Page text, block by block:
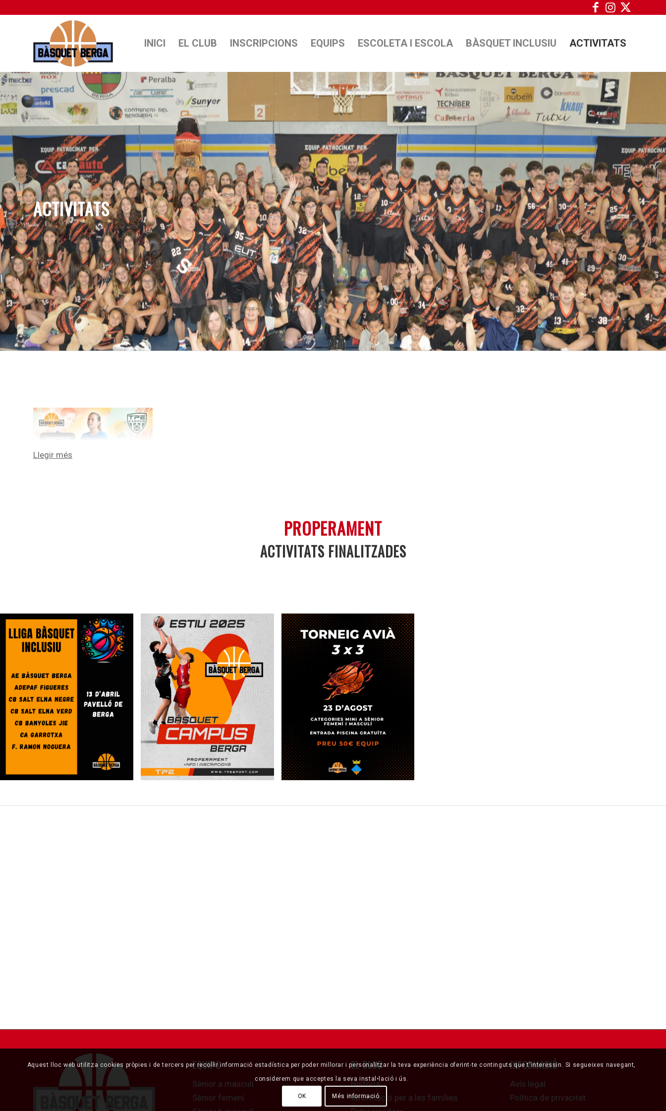
INICI EL CLUB INSCRIPCIONS EQUIPS ESCOLETA I ESCOLA BÀSQUET INCLUSIU ACTIVITATS
ACTIVITATS
Llegir més
PROPERAMENT
ACTIVITATS FINALITZADES
EQUIPS
Sènior a masculí
Sènior femení
EL CLUB
Història
Informació per a les famílies
INFORMACIÓ
Avís legal
Política de privacitat
Aquest lloc web utilitza cookies pròpies i de tercers per recollir informació estadística per poder millorar i personalitzar la teva experiència oferint-te continguts que t'interessin. Si segueixes navegant,
considerem que acceptes la seva instal•lació i ús.
OK Més informació